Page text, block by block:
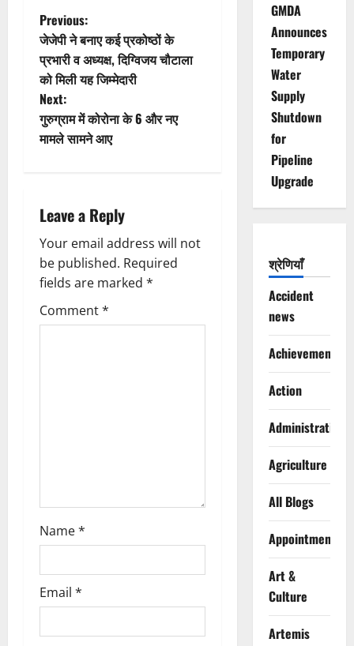
P
o
s
t
v
i
g
a
Previous:
जेजेपी ने बनाए कई प्रकोष्ठों के
प्रभारी व अध्यक्ष, दिग्विजय चौटाला
को मिली यह जिम्मेदारी
Next:
गुरुग्राम में कोरोना के 6 और नए
मामले सामने आए
Leave a Reply
Your email address will not
be published. Required
fields are marked *
Comment*
Name*
Email *
GMDA
Announces
Temporary
Water
Supply
Shutdown
for
Pipeline
Upgrade
श्रेणियाँ
Accident
news
Achievements
Action
Administration
Agriculture
All Blogs
Appointments
Art &
Culture
Artemis